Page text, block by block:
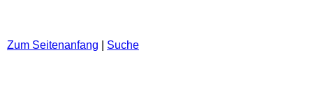
Zum Seitenanfang Suche